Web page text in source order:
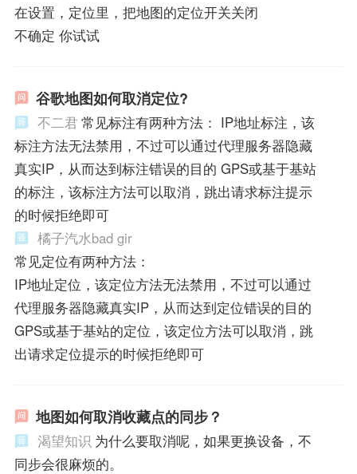
在设置，定位里，把地图的定位开关关闭
不确定 你试试
谷歌地图如何取消定位?
不二君 常见标注有两种方法： IP地址标注，该
标注方法无法禁用，不过可以通过代理服务器隐藏
真实IP，从而达到标注错误的目的 GPS或基于基站
的标注，该标注方法可以取消，跳出请求标注提示
的时候拒绝即可
橘子汽水bad gir
常见定位有两种方法：
IP地址定位，该定位方法无法禁用，不过可以通过
代理服务器隐藏真实IP，从而达到定位错误的目的
GPS或基于基站的定位，该定位方法可以取消，跳
出请求定位提示的时候拒绝即可
地图如何取消收藏点的同步？
渴望知识 为什么要取消呢，如果更换设备，不
同步会很麻烦的。